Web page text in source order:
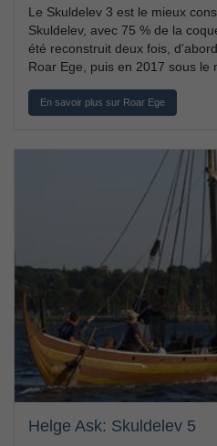
Le Skuldelev 3 est le mieux
Skuldelev, avec 75 % de la
été reconstruit deux fois,
Roar Ege, puis en 2017 sous le
En savoir plus sur Roar Ege
Helge Ask: Skuldelev 5